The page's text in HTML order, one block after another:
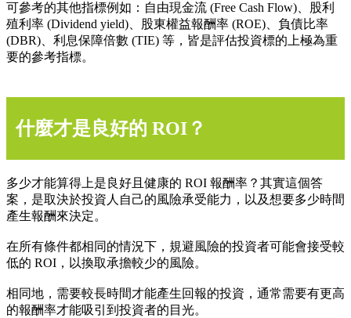
可參考的其他指標例如：自由現金流 (Free Cash Flow)、股利
殖利率 (Dividend yield)、股東權益報酬率 (ROE)、負債比率
(DBR)、利息保障倍數 (TIE) 等，皆是評估投資標的上極為重
要的參考指標。
什麼才是良好的 ROI？
多少才能算得上是良好且健康的 ROI 報酬率？其實這個答
案，是取決於投資人自己的風險承受能力，以及想要多少時間
產生報酬來決定。
在所有條件都相同的情況下，規避風險的投資者可能會接受較
低的 ROI，以換取承擔較少的風險。
相同地，需要較長時間才能產生回報的投資，通常需要有更高
的報酬率才能吸引到投資者的目光。